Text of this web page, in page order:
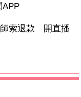
APP
師索退款 開直播